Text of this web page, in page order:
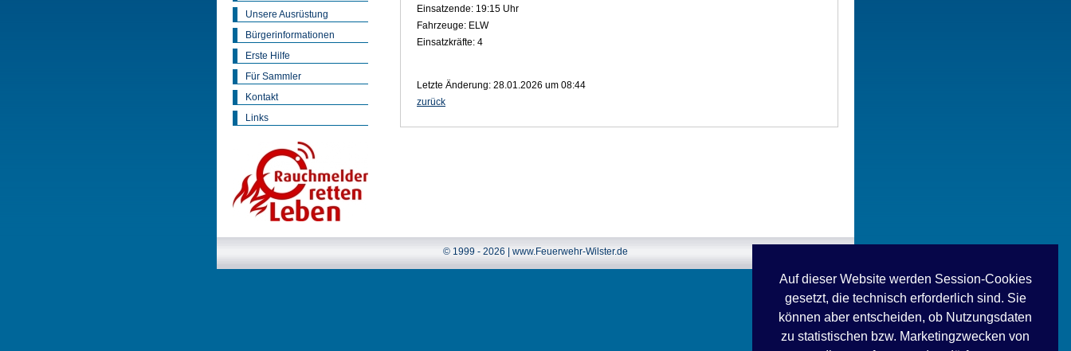
Auf dieser Website werden Session-Cookies
gesetzt, die technisch erforderlich sind. Sie
können aber entscheiden, ob Nutzungsdaten
zu statistischen bzw. Marketingzwecken von
Unsere Ausrüstung
Bürgerinformationen
Erste Hilfe
Für Sammler
Kontakt
Links
Einsatzende: 19:15 Uhr
Fahrzeuge: ELW
Einsatzkräfte: 4
Letzte Änderung: 28.01.2026 um 08:44
zurück
© 1999 - 2026 | www.Feuerwehr-Wilster.de